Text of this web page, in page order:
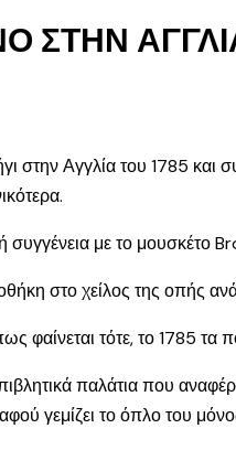
ΣΤΗΝ
στην Αγγλία του 1785 και
με το μουσκέτο
στο χείλος της οπής
φαίνεται τότε, το 1785 τα
παλάτια που
γεμίζει το όπλο του